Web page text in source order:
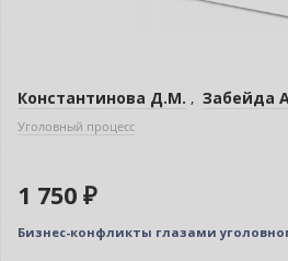
Константинова Д.М. , Забейда
Уголовный процесс
1 750 ₽
Бизнес-конфликты глазами